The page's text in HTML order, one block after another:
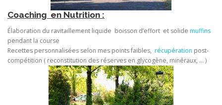
Coaching en Nutrition :
Élaboration du ravitaillement liquide boisson d’effort et solide muffins
pendant la course
Recettes personnalisées selon mes points faibles, récupération post-
compétition ( reconstitution des réserves en glycogène, minéraux, … )